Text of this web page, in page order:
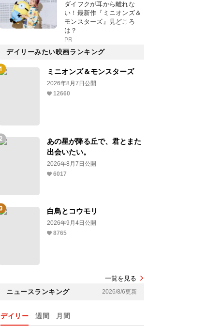
ダイフクが耳から離れな
い！最新作『ミニオンズ＆
モンスターズ』見どころ
は？
PR
デイリーみたい映画ランキング
ミニオンズ＆モンスターズ
2026年8月7日公開
12660
あの星が降る丘で、君とまた
出会いたい。
2026年8月7日公開
6017
白鳥とコウモリ
2026年9月4日公開
8765
一覧を見る
ニュースランキング 2026/8/6更新
デイリー 週間 月間